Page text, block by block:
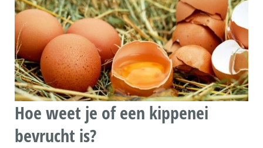
Hoe weet je of een kippenei
bevrucht is?